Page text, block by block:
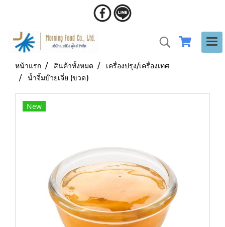
หน้าแรก สินค้าทั้งหมด
เครื่องปรุง/เครื่องเทศ
น้ำจิ้มบ๊วยเจี่ย (ขวด)
New